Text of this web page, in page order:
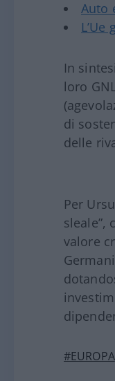
Auto
In
loro
di
delle
Per
sleale”,
valore
#EUROPA